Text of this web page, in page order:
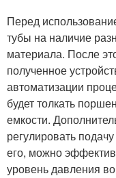
Перед
тубы на наличие
материала. После
полученное
автоматизации
будет толкать
емкости.
регулировать
его, можно
уровень давления